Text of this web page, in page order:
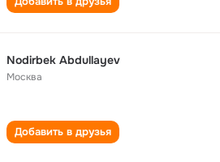
Nodirbek Abdullayev
Москва
Добавить в друзья